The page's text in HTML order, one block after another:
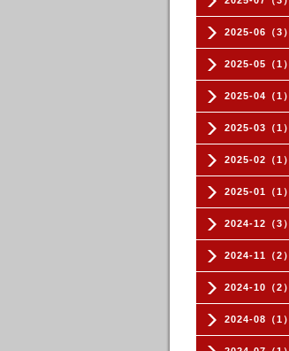
2025-06（3）
2025-05（1）
2025-04（1）
2025-03（1）
2025-02（1）
2025-01（1）
2024-12（3）
2024-11（2）
2024-10（2）
2024-08（1）